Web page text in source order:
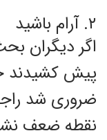
۲. آرام باشید
اگر دیگران
پیش کشیدند
ضروری شد
نقطه ضعف